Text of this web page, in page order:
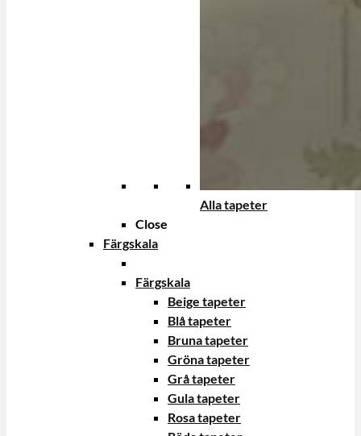
Alla tapeter
Close
Färgskala
Färgskala
Beige tapeter
Blå tapeter
Bruna tapeter
Gröna tapeter
Grå tapeter
Gula tapeter
Rosa tapeter